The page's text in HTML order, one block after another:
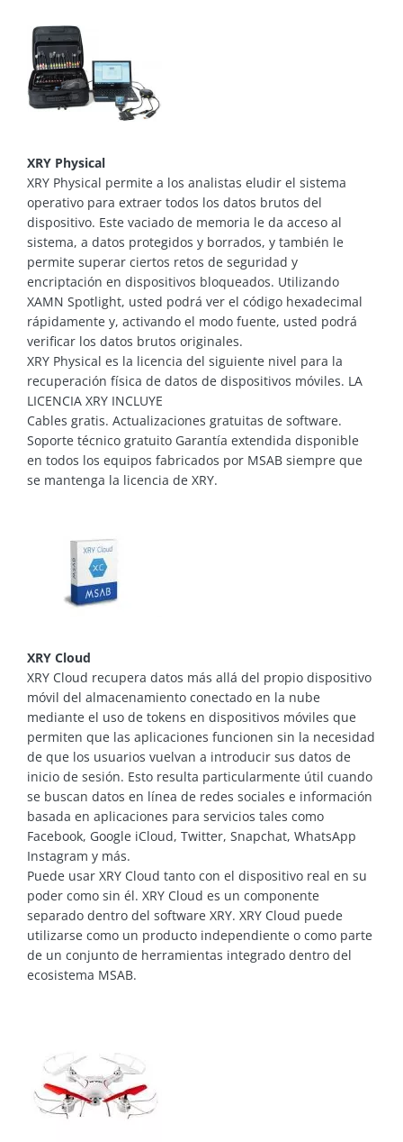
XRY Physical
XRY Physical permite a los analistas eludir el sistema
operativo para extraer todos los datos brutos del
dispositivo. Este vaciado de memoria le da acceso al
sistema, a datos protegidos y borrados, y también le
permite superar ciertos retos de seguridad y
encriptación en dispositivos bloqueados. Utilizando
XAMN Spotlight, usted podrá ver el código hexadecimal
rápidamente y, activando el modo fuente, usted podrá
verificar los datos brutos originales.
XRY Physical es la licencia del siguiente nivel para la
recuperación física de datos de dispositivos móviles. LA
LICENCIA XRY INCLUYE
Cables gratis. Actualizaciones gratuitas de software.
Soporte técnico gratuito Garantía extendida disponible
en todos los equipos fabricados por MSAB siempre que
se mantenga la licencia de XRY.
XRY Cloud
XRY Cloud recupera datos más allá del propio dispositivo
móvil del almacenamiento conectado en la nube
mediante el uso de tokens en dispositivos móviles que
permiten que las aplicaciones funcionen sin la necesidad
de que los usuarios vuelvan a introducir sus datos de
inicio de sesión. Esto resulta particularmente útil cuando
se buscan datos en línea de redes sociales e información
basada en aplicaciones para servicios tales como
Facebook, Google iCloud, Twitter, Snapchat, WhatsApp
Instagram y más.
Puede usar XRY Cloud tanto con el dispositivo real en su
poder como sin él. XRY Cloud es un componente
separado dentro del software XRY. XRY Cloud puede
utilizarse como un producto independiente o como parte
de un conjunto de herramientas integrado dentro del
ecosistema MSAB.